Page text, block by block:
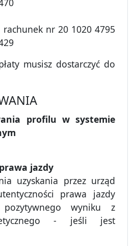
rachunek nr 20 1020 4795
musisz dostarczyć do
profilu w systemie
jazdy
uzyskania przez urząd
prawa jazdy
wyniku z
- jeśli jest